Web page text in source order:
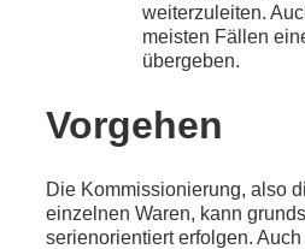
weiterzuleiten.
meisten Fällen
übergeben.
Vorgehen
Die Kommissionierung, also
einzelnen Waren, kann
serienorientiert erfolgen.